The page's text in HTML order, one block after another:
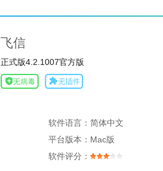
飞信
正式版4.2.1007官方版
软件语言：简体中文
平台版本： Mac版
软件评分：